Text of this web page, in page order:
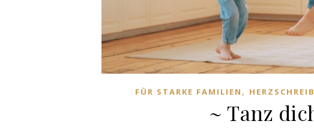
FÜR STARKE FAMILIEN ,
~ Tanz